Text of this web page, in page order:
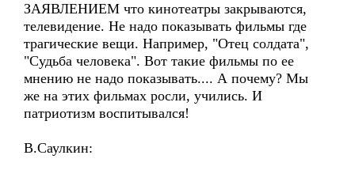
ЗАЯВЛЕНИЕМ что кинотеатры закрываются,
телевидение. Не надо показывать фильмы где
трагические вещи. Например, "Отец солдата",
"Судьба человека". Вот такие фильмы по ее
мнению не надо показывать.... А почему? Мы
же на этих фильмах росли, учились. И
патриотизм воспитывался!
В.Саулкин: